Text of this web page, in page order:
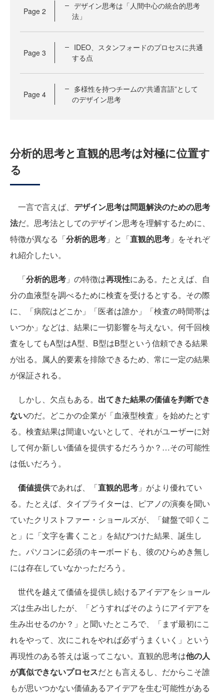
Page 2
デザイン思考は「人間中心の統合的思考
法」
Page 3
IDEO、スタンフォードのプロセスに共通
する点
Page 4
多様性を持つチームの“共通言語”として
のデザイン思考
分析的思考と直観的思考は対極に位置す
る
一言で言えば、 デザイン思考は問題解決のための思考
法だ。思考法としてのデザイン思考を理解するために、
特徴が異なる「分析的思考 」と「直観的思考 」をそれぞ
れ紹介したい。
「分析的思考 」の特徴は再現性にある。たとえば、自
分の血液型を調べるために検査を受けるとする。その際
に、「病院はどこか」「医者は誰か」「検査の時間帯は
いつか」などは、結果に一切影響を与えない。何千回検
査をしてもA型はA型、B型はB型という信頼できる結果
が出る。属人的要素を排除できるため、常に一定の結果
が保証される。
しかし、欠点もある。 出てきた結果の価値を判断でき
ないのだ。どこかの企業が「血液型検査」を始めたとす
る。検査結果は間違いないとして、それがユーザーに対
して何か新しい価値を提供するだろうか？…その可能性
は低いだろう。
価値提供であれば、「直観的思考 」がより優れてい
る。たとえば、タイプライターは、ピアノの演奏を聞い
ていたクリストファー・ショールズが、「鍵盤で叩くこ
と」に「文字を書くこと」を結びつけた結果、誕生し
た。パソコンに必須のキーボードも、彼のひらめき無し
には存在していなかっただろう。
世代を越えて価値を提供し続けるアイデアをショール
ズは生み出したが、「どうすればそのようにアイデアを
生み出せるのか？」と聞いたところで、「まず最初にこ
れをやって、次にこれをやれば必ずうまくいく」という
再現性のある答えは返ってこない。直観的思考は他の人
が真似できないプロセスだとも言えるし、だからこそ誰
もが思いつかない価値あるアイデアを生む可能性がある